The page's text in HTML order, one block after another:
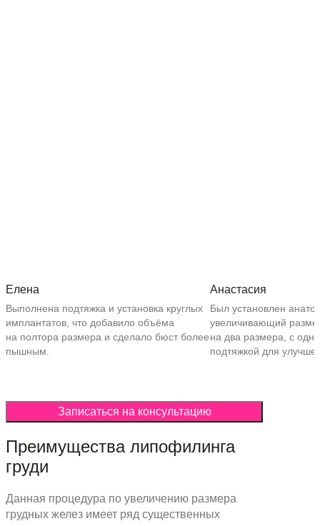
Елена
Выполнена подтяжка и установка круглых
имплантатов, что добавило объёма
на полтора размера и сделало бюст более
пышным.
Анастасия
Был установлен
увеличивающий
на два размера, с
подтяжкой для
Записаться на консультацию
Преимущества липофилинга
груди
Данная процедура по увеличению размера
грудных желез имеет ряд существенных